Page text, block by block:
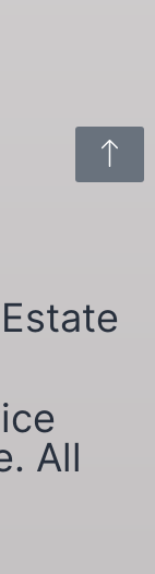
All